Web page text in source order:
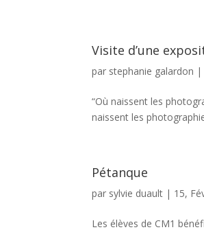
Visite d’une
par stephanie galardon |
“Où naissent les
naissent les
Pétanque
par sylvie duault | 15,
Les élèves de CM1